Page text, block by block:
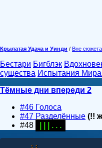
Крылатая Удача и Уинди / Вне сюжета
Бестари Бигблэк
существа Испытания
Тёмные дни впереди 2
#46 Голоса
#47 Разделённые (!!
#48
| | | . . .